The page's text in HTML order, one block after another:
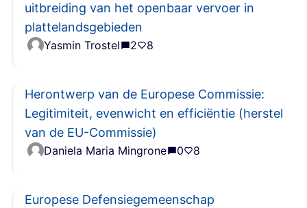
uitbreiding van het openbaar vervoer in
plattelandsgebieden
Yasmin Trostel 2 8
Herontwerp van de Europese Commissie:
Legitimiteit, evenwicht en efficiëntie (herstel
van de EU-Commissie)
Daniela Maria Mingrone 0 8
Europese Defensiegemeenschap